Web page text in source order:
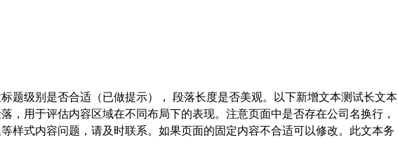
题级别是否合适（已做提示）， 段落长度是否美观。以下新增文本测试长文本
，用于评估内容区域在不同布局下的表现。注意页面中是否存在公司名换行，
样式内容问题，请及时联系。如果页面的固定内容不合适可以修改。此文本务